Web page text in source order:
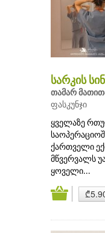
სარკის
თამარ
ფასკუნჯი
ყველაზე
ქართველი
მწვერვალს
ყოველი...